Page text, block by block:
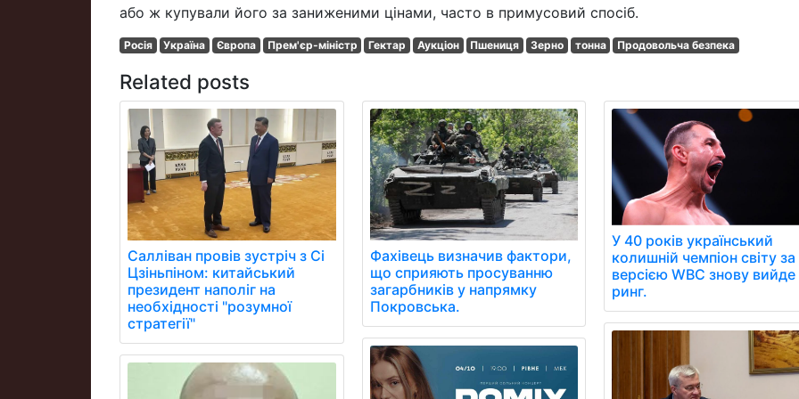
або ж купували його за заниженими цінами, часто в примусовий спосіб.
Росія Україна Європа Прем'єр-міністр Гектар Аукціон Пшениця Зерно тонна Продовольча безпека
Related posts
Салліван провів зустріч з Сі
Цзіньпіном: китайський
президент наполіг на
необхідності "розумної
стратегії"
Фахівець визначив фактори,
що сприяють просуванню
загарбників у напрямку
Покровська.
У 40 років український
колишній чемпіон світу за
версією WBC знову вийде
ринг.